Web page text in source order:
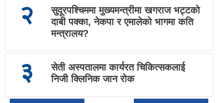
२
सुदूरपश्चिममा मुख्यमन्त्रीमा खगराज भट्टको
दाबी पक्का, नेकपा र एमालेको भागमा कति
मन्त्रालय?
३
सेती अस्पतालमा कार्यरत चिकित्सकलाई
निजी क्लिनिक जान रोक